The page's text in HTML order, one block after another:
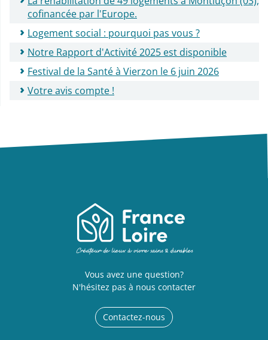
cofinancée par l'Europe.
Logement social : pourquoi pas vous ?
Notre Rapport d'Activité 2025 est disponible
Festival de la Santé à Vierzon le 6 juin 2026
Votre avis compte !
Vous avez une question?
N'hésitez pas à nous contacter
Contactez-nous